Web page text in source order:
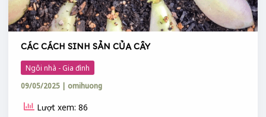
CÁC CÁCH SINH SẢN CỦA CÂY
Ngôi nhà - Gia đình
09/05/2025 | omihuong
Lượt xem: 86